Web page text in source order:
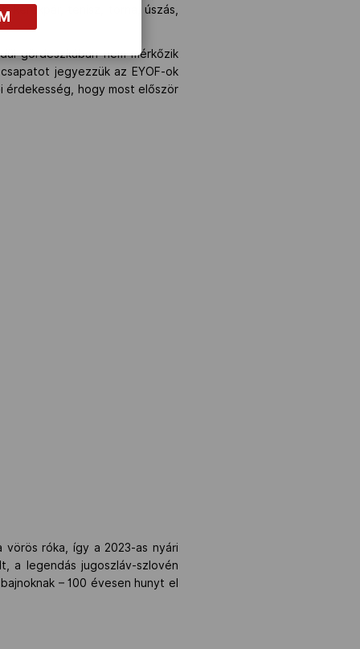
kerékpár, tenisz, torna, úszás,
gördeszkában nem mérkőzik
jegyezzük az EYOF-ok
érdekesség, hogy most először
vörös róka, így a 2023-as nyári
a legendás jugoszláv-szlovén
– 100 évesen hunyt el